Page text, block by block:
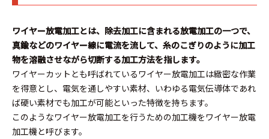
ワイヤー放電加工とは、除去加工に含まれる放電加工の一つで、
真鍮などのワイヤー線に電流を流して、糸のこぎりのように加工
物を溶融させながら切断する加工方法を指します。
ワイヤーカットとも呼ばれているワイヤー放電加工は緻密な作業
を得意とし、電気を通しやすい素材、いわゆる電気伝導体であれ
ば硬い素材でも加工が可能といった特徴を持ちます。
このようなワイヤー放電加工を行うための加工機をワイヤー放電
加工機と呼びます。